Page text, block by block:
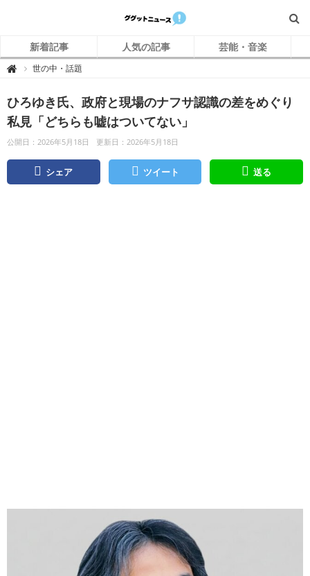
新着記事 人気の記事 芸能・音楽
 グ
ニ
ュ
ー
ス
世の中・話題
ひろゆき氏、政府と現場のナフサ認識の差をめぐり
私見「どちらも嘘はついてない」
公開日：2026年5月18日 更新日：2026年5月18日
シェア ツイート 送る